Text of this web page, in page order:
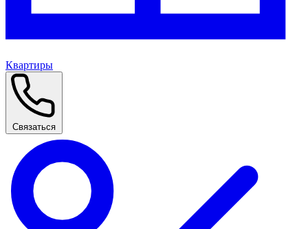
Квартиры
Связаться